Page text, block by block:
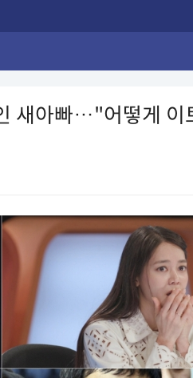
새아빠…"어떻게 이